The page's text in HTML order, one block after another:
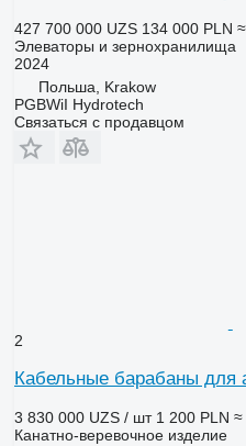
427 700 000 UZS 134 000 PLN
Элеваторы и зернохранилища
2024
Польша, Krakow
PGBWiI Hydrotech
Связаться с продавцом
2
Кабельные барабаны для
3 830 000 UZS / шт 1 200 PLN ≈
Канатно-веревочное изделие